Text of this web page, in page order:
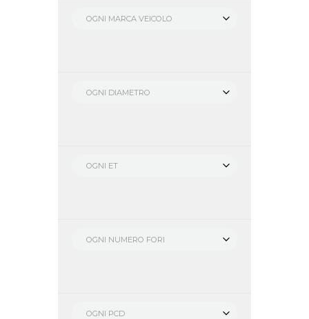
OGNI MARCA VEICOLO
OGNI DIAMETRO
OGNI ET
OGNI NUMERO FORI
OGNI PCD